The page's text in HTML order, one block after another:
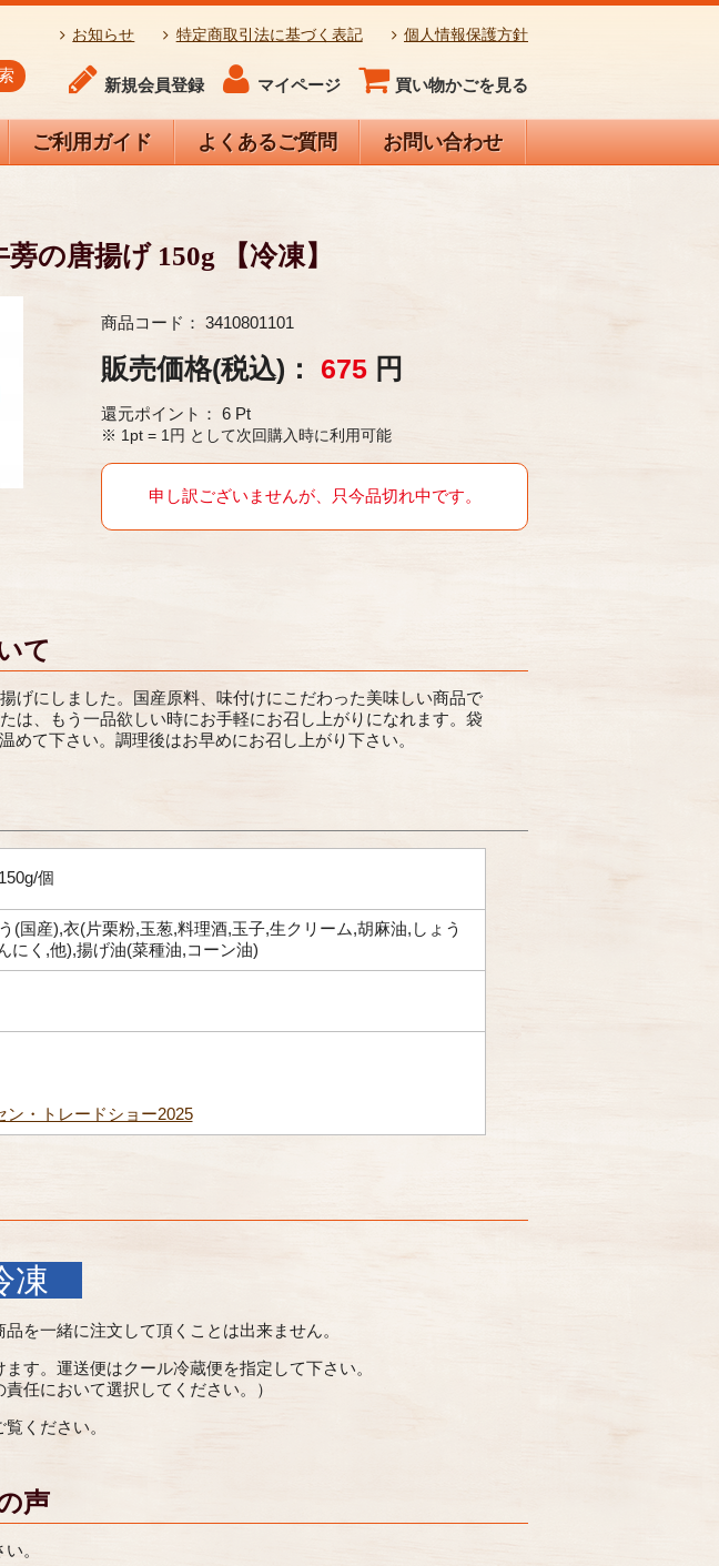
お知らせ 特定商取引法に基づく表記 個人情報保護方針
新規会員登録 マイページ 買い物かごを見る
ご利用ガイド よくあるご質問 お問い合わせ
の唐揚げ 150g 【冷凍】
商品コード： 3410801101
販売価格(税込)： 675 円
還元ポイント： 6 Pt
※ 1pt = 1円 として次回購入時に利用可能
申し訳ございませんが、只今品切れ中です。
て
げにしました。国産原料、味付けにこだわった美味しい商品で
は、もう一品欲しい時にお手軽にお召し上がりになれます。袋
めて下さい。調理後はお早めにお召し上がり下さい。
個
(国産),衣(片栗粉,玉葱,料理酒,玉子,生クリーム,胡麻油,しょう
にく,他),揚げ油(菜種油,コーン油)
ン・トレードショー2025
凍
を一緒に注文して頂くことは出来ません。
す。運送便はクール冷蔵便を指定して下さい。
任において選択してください。）
覧ください。
声
。